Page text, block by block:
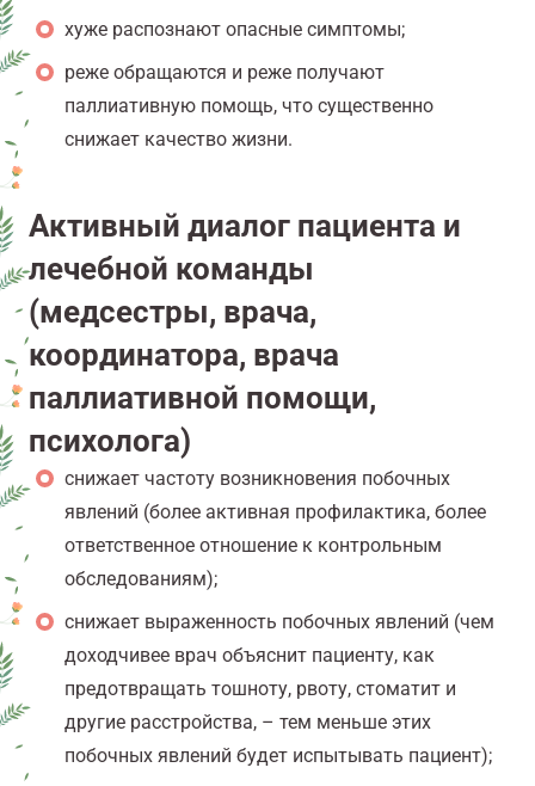
хуже распознают опасные симптомы;
реже обращаются и реже получают
паллиативную помощь, что существенно
снижает качество жизни.
Активный диалог пациента и
лечебной команды
(медсестры, врача,
координатора, врача
паллиативной помощи,
психолога)
снижает частоту возникновения побочных
явлений (более активная профилактика, более
ответственное отношение к контрольным
обследованиям);
снижает выраженность побочных явлений (чем
доходчивее врач объяснит пациенту, как
предотвращать тошноту, рвоту, стоматит и
другие расстройства, – тем меньше этих
побочных явлений будет испытывать пациент);